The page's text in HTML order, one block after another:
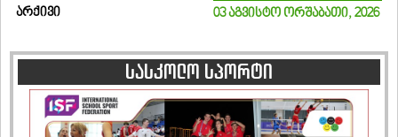
არქივი 03 აგვისტო ორშაბათი, 2026
სასკოლო სპორტი